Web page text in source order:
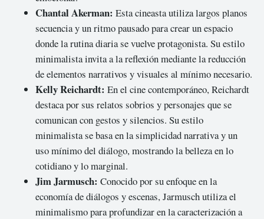
Chantal Akerman: Esta cineasta utiliza largos planos
secuencia y un ritmo pausado para crear un espacio
donde la rutina diaria se vuelve protagonista. Su estilo
minimalista invita a la reflexión mediante la reducción
de elementos narrativos y visuales al mínimo necesario.
Kelly Reichardt: En el cine contemporáneo, Reichardt
destaca por sus relatos sobrios y personajes que se
comunican con gestos y silencios. Su estilo
minimalista se basa en la simplicidad narrativa y un
uso mínimo del diálogo, mostrando la belleza en lo
cotidiano y lo marginal.
Jim Jarmusch: Conocido por su enfoque en la
economía de diálogos y escenas, Jarmusch utiliza el
minimalismo para profundizar en la caracterización a